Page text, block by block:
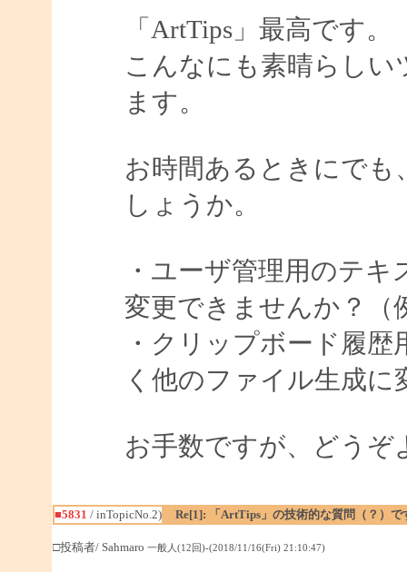
「ArtTips」最高です。
こんなにも素晴らし
ます。
お時間あるときにで
しょうか。
・ユーザ管理用のテ
変更できませんか？（
・クリップボード履
く他のファイル生成
お手数ですが、どう
■5831 / inTopicNo.2) Re[1]: 「ArtTips」の技術的な質問（？）で
□投稿者/ Sahmaro 一般人(12回)-(2018/11/16(Fri) 21:10:47)